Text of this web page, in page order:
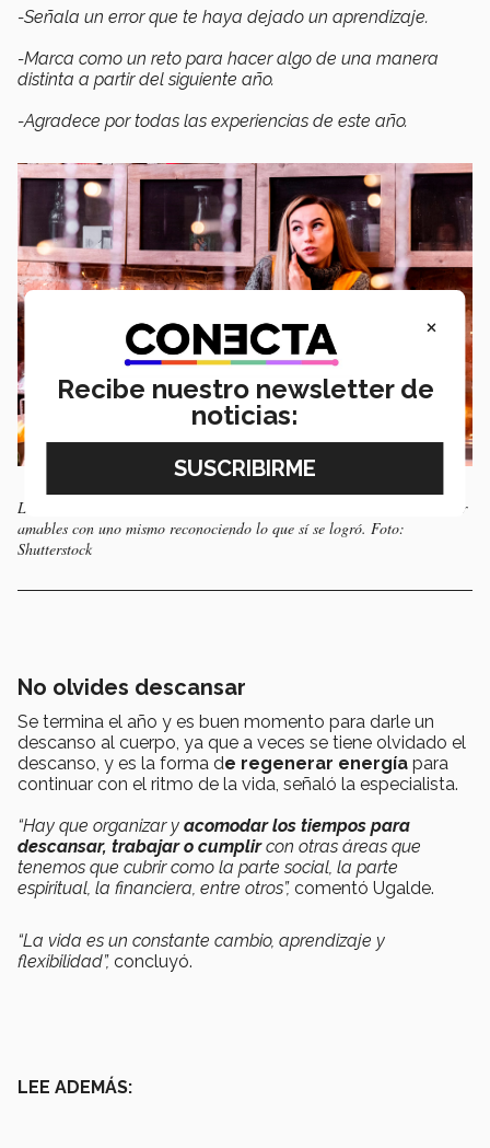
-Señala un error que te haya dejado un aprendizaje.
-Marca como un reto para hacer algo de una manera
distinta a partir del siguiente año.
-Agradece por todas las experiencias de este año.
La coordinadora en Consejería Emocional destacó la importancia de ser
amables con uno mismo reconociendo lo que sí se logró. Foto:
Shutterstock
No olvides descansar
Se termina el año y es buen momento para darle un
descanso al cuerpo, ya que a veces se tiene olvidado el
descanso, y es la forma de regenerar energía para
continuar con el ritmo de la vida, señaló la especialista.
“Hay que organizar y acomodar los tiempos para
descansar, trabajar o cumplircon otras áreas que
tenemos que cubrir como la parte social, la parte
espiritual, la financiera, entre otros”, comentó Ugalde.
“La vida es un constante cambio, aprendizaje y
flexibilidad”, concluyó.
LEE ADEMÁS:
×
Recibe nuestro newsletter de
noticias: